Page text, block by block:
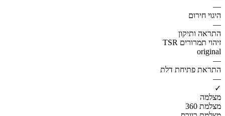
—
היגוי חירום
—
התראה ותיקון
זיהוי תמרורים TSR
original
—
התראת פתיחת דלת
—
✓
מצלמה
מצלמת 360